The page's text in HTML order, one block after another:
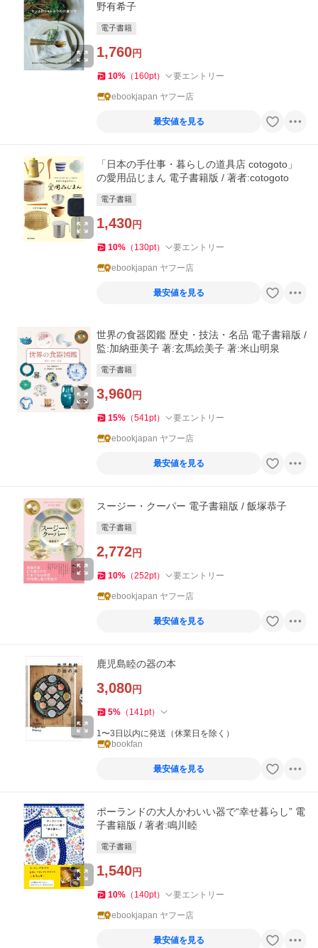
野有希子
電子書籍
1,760円
10% （ 160pt） 要エントリー
ebookjapan ヤフー店
最安値を見る
「日本の手仕事・暮らしの道具店 cotogoto」
の愛用品じまん 電子書籍版 / 著者:cotogoto
電子書籍
1,430円
10% （ 130pt） 要エントリー
ebookjapan ヤフー店
最安値を見る
世界の食器図鑑 歴史・技法・名品 電子書籍版 /
監:加納亜美子 著:玄馬絵美子 著:米山明泉
電子書籍
3,960円
15% （541pt） 要エントリー
ebookjapan ヤフー店
最安値を見る
スージー・クーパー 電子書籍版 / 飯塚恭子
電子書籍
2,772円
10% （252pt） 要エントリー
ebookjapan ヤフー店
最安値を見る
鹿児島睦の器の本
3,080円
5% （ 141pt）
1〜3日以内に発送（休業日を除く）
bookfan
最安値を見る
ポーランドの大人かわいい器で“幸せ暮らし” 電
子書籍版 / 著者:鳴川睦
電子書籍
1,540円
10% （ 140pt） 要エントリー
ebookjapan ヤフー店
最安値を見る